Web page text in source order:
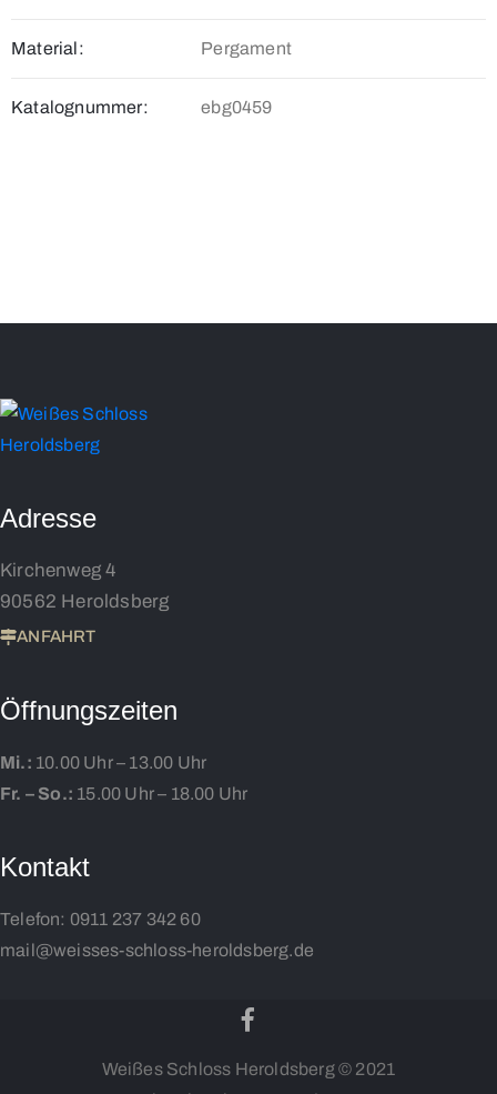
Material: Pergament
Katalognummer: ebg0459
Adresse
Kirchenweg 4
90562 Heroldsberg
ANFAHRT
Öffnungszeiten
Mi.: 10.00 Uhr – 13.00 Uhr
Fr. – So.: 15.00 Uhr – 18.00 Uhr
Kontakt
Telefon: 0911 237 342 60
mail@weisses-schloss-heroldsberg.de
Weißes Schloss Heroldsberg © 2021